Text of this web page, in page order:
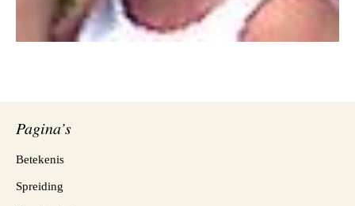
Pagina’s
Betekenis
Spreiding